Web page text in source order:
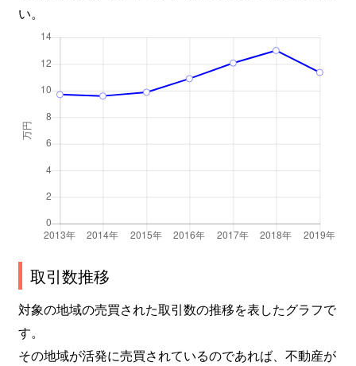
い。
取引数推移
対象の地域の売買された取引数の推移を表したグラフで
す。
その地域が活発に売買されているのであれば、不動産が